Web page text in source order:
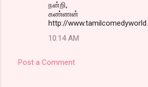
நன்றி,
கண்ணன்
http://
10:14 AM
Post a Comment